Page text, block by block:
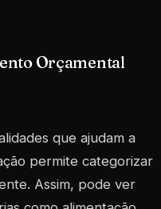
Orçamental
que ajudam a
permite categorizar
Assim, pode ver